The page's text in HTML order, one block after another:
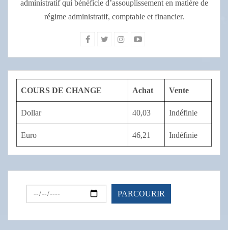
administratif qui bénéficie d’assouplissement en matière de
régime administratif, comptable et financier.
COURS DE CHANGE Achat Vente
Dollar 40,03 Indéfinie
Euro 46,21 Indéfinie